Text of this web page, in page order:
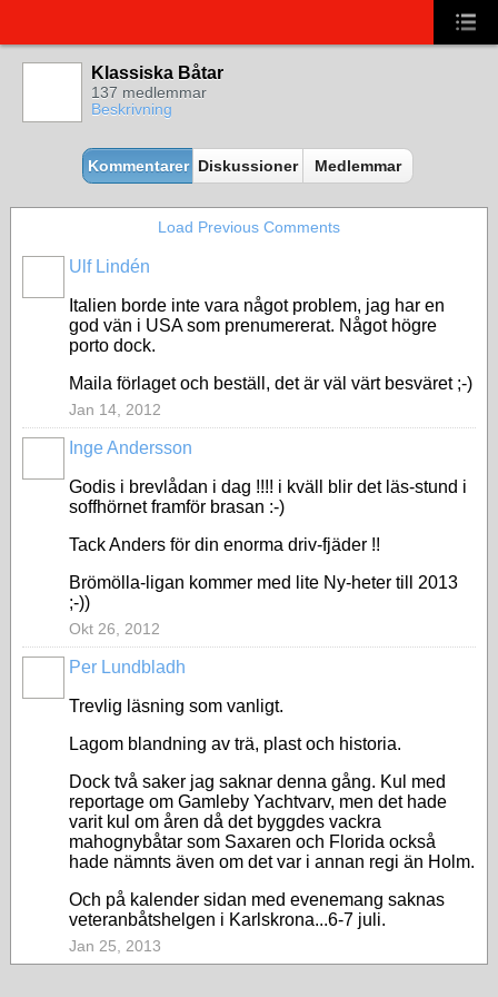
Klassiska Båtar
137 medlemmar
Beskrivning
Kommentarer Diskussioner Medlemmar
Load Previous Comments
Ulf Lindén
Italien borde inte vara något problem, jag har en
god vän i USA som prenumererat. Något högre
porto dock.
Maila förlaget och beställ, det är väl värt besväret ;-)
Jan 14, 2012
Inge Andersson
Godis i brevlådan i dag !!!! i kväll blir det läs-stund i
soffhörnet framför brasan :-)
Tack Anders för din enorma driv-fjäder !!
Brömölla-ligan kommer med lite Ny-heter till 2013
;-))
Okt 26, 2012
Per Lundbladh
Trevlig läsning som vanligt.
Lagom blandning av trä, plast och historia.
Dock två saker jag saknar denna gång. Kul med
reportage om Gamleby Yachtvarv, men det hade
varit kul om åren då det byggdes vackra
mahognybåtar som Saxaren och Florida också
hade nämnts även om det var i annan regi än Holm.
Och på kalender sidan med evenemang saknas
veteranbåtshelgen i Karlskrona...6-7 juli.
Jan 25, 2013